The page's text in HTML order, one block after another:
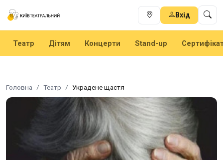
Вхід
Театр Дітям Концерти Stand-up
Головна Театр Украдене щастя